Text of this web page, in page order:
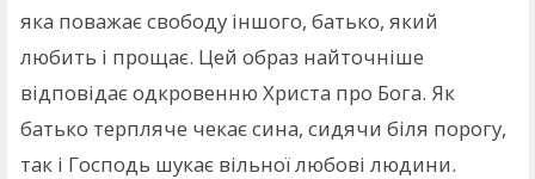
яка поважає свободу іншого, батько, який
любить і прощає. Цей образ найточніше
відповідає одкровенню Христа про Бога. Як
батько терпляче чекає сина, сидячи біля порогу,
так і Господь шукає вільної любові людини.